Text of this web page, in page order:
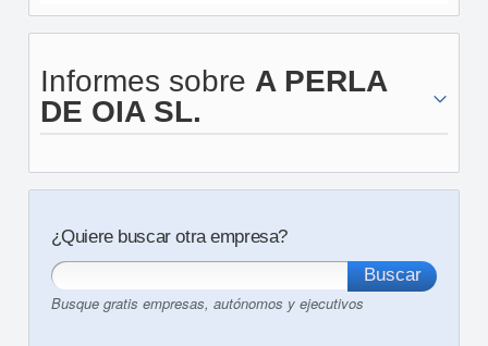
Informes sobre A PERLA
DE OIA SL.
¿Quiere buscar otra empresa?
Busque gratis empresas, autónomos y ejecutivos